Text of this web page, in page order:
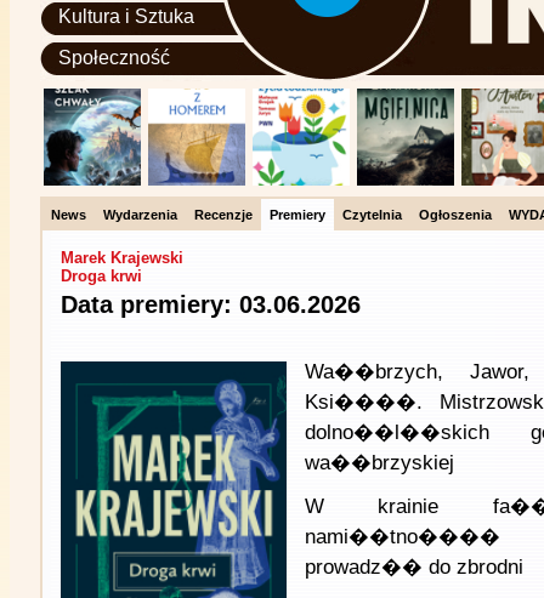
Kultura i Sztuka
Społeczność
News Wydarzenia Recenzje Premiery Czytelnia Ogłoszenia
Marek Krajewski
Droga krwi
Data premiery: 03.06.2026
Wa��brzych,
Ksi����.
wa��brzyskiej
W krainie
prowadz�� do zbrodni